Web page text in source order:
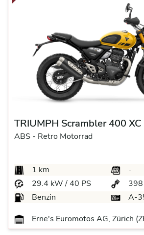
TRIUMPH Scrambler 400 XC
ABS - Retro Motorrad
1 km
-
29.4 kW / 40 PS
398
Benzin
A-
Erne's Euromotos AG, Zürich